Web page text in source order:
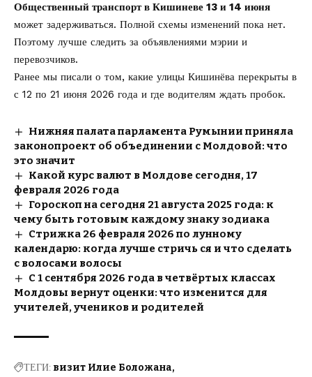
Общественный транспорт в Кишиневе 13 и 14 июня
может задерживаться. Полной схемы изменений пока нет.
Поэтому лучше следить за объявлениями мэрии и
перевозчиков.
Ранее мы писали о том, какие улицы Кишинёва перекрыты в
с 12 по 21 июня 2026 года и где водителям ждать пробок.
Нижняя палата парламента Румынии приняла
законопроект об объединении с Молдовой: что
это значит
Какой курс валют в Молдове сегодня, 17
февраля 2026 года
Гороскоп на сегодня 21 августа 2025 года: к
чему быть готовым каждому знаку зодиака
Стрижка 26 февраля 2026 по лунному
календарю: когда лучше стричь ся и что сделать
с волосами волосы
С 1 сентября 2026 года в четвёртых классах
Молдовы вернут оценки: что изменится для
учителей, учеников и родителей
ТЕГИ: визит Илие Боложана